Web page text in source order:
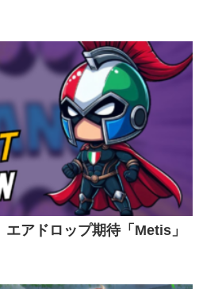
エアドロップ期待「Metis」